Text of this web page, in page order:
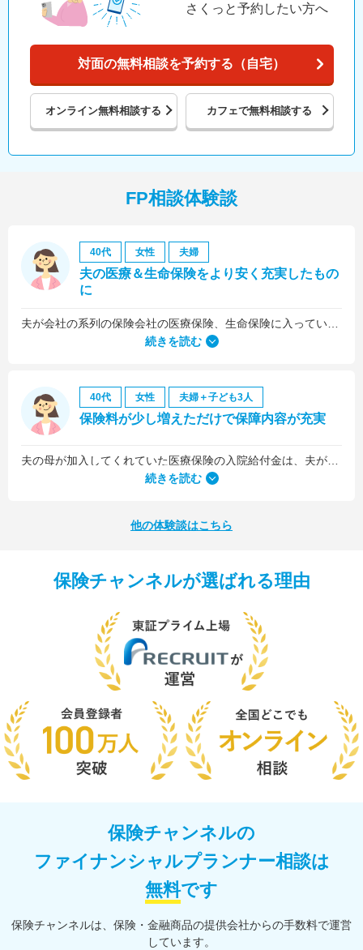
さくっと予約したい方へ
対面の無料相談を予約する（自宅）
オンライン無料相談する カフェで無料相談する
FP相談体験談
40代 女性 夫婦
夫の医療＆生命保険をより安く充実したもの
に
続きを読む
40代 女性 夫婦＋子ども3人
保険料が少し増えただけで保障内容が充実
続きを読む
他の体験談はこちら
保険チャンネルが選ばれる理由
保険チャンネルの
ファイナンシャルプランナー相談は
無料です
保険チャンネルは、保険・⾦融商品の提供会社からの⼿数料で運営
しています。